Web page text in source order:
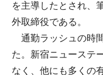
を主導したとされ、
外取締役である。
通勤ラッシュの時
た。新宿ニューステ
なく、他にも多くの